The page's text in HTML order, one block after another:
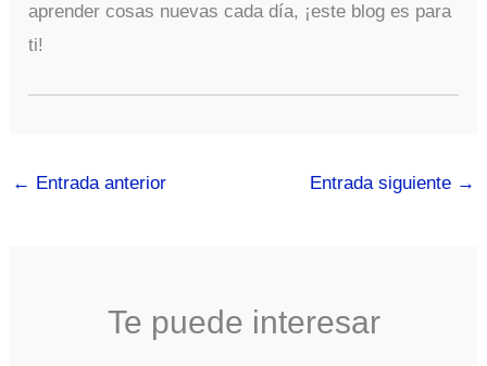
aprender cosas nuevas cada día, ¡este blog es para
ti!
← Entrada anterior Entrada siguiente →
Te puede interesar